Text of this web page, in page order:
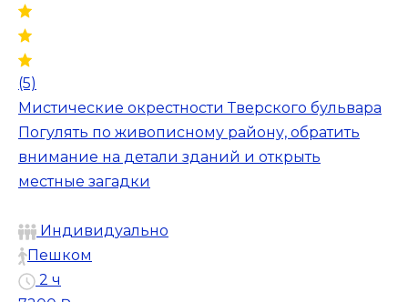
(5)
Мистические окрестности Тверского бульвара
Погулять по живописному району, обратить
внимание на детали зданий и открыть
местные загадки
Индивидуально
Пешком
2 ч